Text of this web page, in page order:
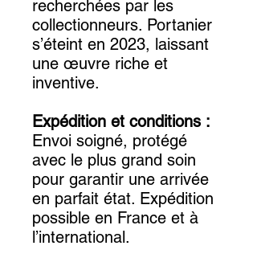
recherchées par les
collectionneurs. Portanier
s’éteint en 2023, laissant
une œuvre riche et
inventive.
Expédition et conditions :
Envoi soigné, protégé
avec le plus grand soin
pour garantir une arrivée
en parfait état. Expédition
possible en France et à
l’international.